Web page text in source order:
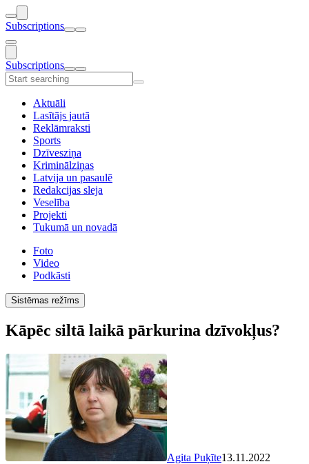
Subscriptions
Subscriptions
Aktuāli
Lasītājs jautā
Reklāmraksti
Sports
Dzīvesziņa
Kriminālziņas
Latvija un pasaulē
Redakcijas sleja
Veselība
Projekti
Tukumā un novadā
Foto
Video
Podkāsti
Sistēmas režīms
Kāpēc siltā laikā pārkurina dzīvokļus?
Agita Puķīte13.11.2022